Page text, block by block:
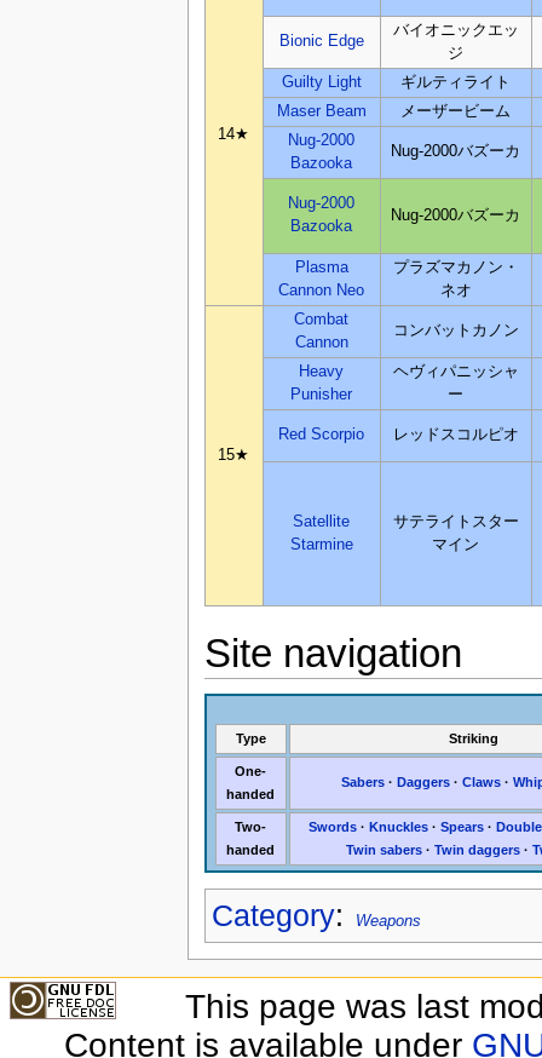
14★
Bionic Edge
バイオニックエッ
ジ
Guilty Light
ギルティライト
Maser Beam
メーザービーム
Nug-2000
Bazooka
Nug-2000バズーカ
Nug-2000
Bazooka
Nug-2000バズーカ
Plasma
Cannon Neo
プラズマカノン・
ネオ
15★
Combat
Cannon
コンバットカノン
Heavy
Punisher
ヘヴィパニッシャ
ー
Red Scorpio レッドスコルピオ
Satellite
Starmine
サテライトスター
マイン
Site navigation
Type Striking
One-
handed
Sabers· Daggers· Claws·
Two-
handed
Swords· Knuckles· Spears·
Twin sabers· Twin daggers·
Category: Weapons
This page was last
Content is available under